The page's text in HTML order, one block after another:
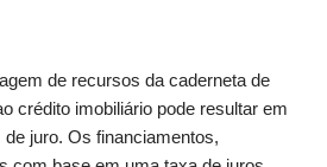
de recursos da caderneta de
crédito imobiliário pode resultar em
juro. Os financiamentos,